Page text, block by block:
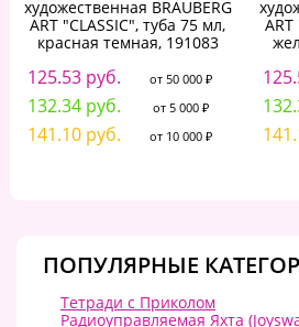
художественная BRAUBERG
ART "CLASSIC", туба 75 мл,
красная темная, 191083
125.53 руб. от 50 000 ₽
132.34 руб. от 5 000 ₽
141.10 руб. от 10 000 ₽
ART
ПОПУЛЯРНЫЕ
Тетради с Приколом
Радиоуправляемая Яхта